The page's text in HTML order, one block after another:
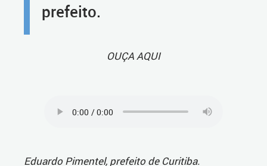
prefeito.
OUÇA AQUI
Eduardo Pimentel, prefeito de Curitiba.